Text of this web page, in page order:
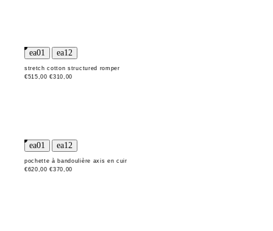
stretch cotton structured romper
€515,00 €310,00
pochette à bandoulière axis en cuir
€620,00 €370,00